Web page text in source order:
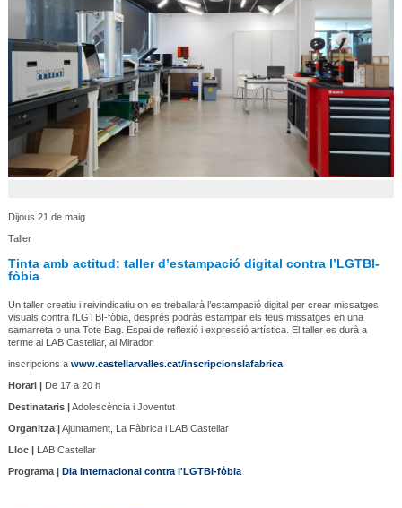
Dijous 21 de maig
Taller
Tinta amb actitud: taller d’estampació digital contra l’LGTBI-
fòbia
Un taller creatiu i reivindicatiu on es treballarà l’estampació digital per crear missatges
visuals contra l’LGTBI-fòbia, després podràs estampar els teus missatges en una
samarreta o una Tote Bag. Espai de reflexió i expressió artística. El taller es durà a
terme al LAB Castellar, al Mirador.
inscripcions a www.castellarvalles.cat/inscripcionslafabrica.
Horari |De 17 a 20 h
Destinataris |Adolescència i Joventut
Organitza |Ajuntament, La Fàbrica i LAB Castellar
Lloc |LAB Castellar
Programa | Dia Internacional contra l'LGTBI-fòbia